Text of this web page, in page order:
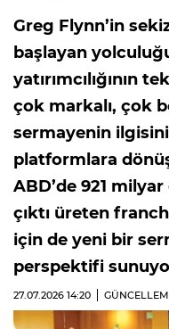
Greg Flynn’in
başlayan
yatırımcılığının
çok markalı, çok
sermayenin
platformlara
ABD’de 921
çıktı üreten
için de yeni bir
perspektifi
27.07.2026 14:20